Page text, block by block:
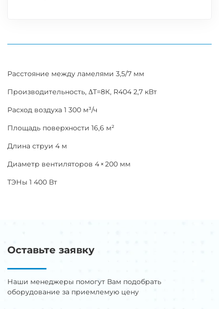
Расстояние между ламелями 3,5/7 мм
Производительность, ΔТ=8К, R404 2,7 кВт
Расход воздуха 1 300 м³/ч
Площадь поверхности 16,6 м²
Длина струи 4 м
Диаметр вентиляторов 4 × 200 мм
ТЭНы 1 400 Вт
Оставьте заявку
Наши менеджеры помогут Вам подобрать
оборудование за приемлемую цену